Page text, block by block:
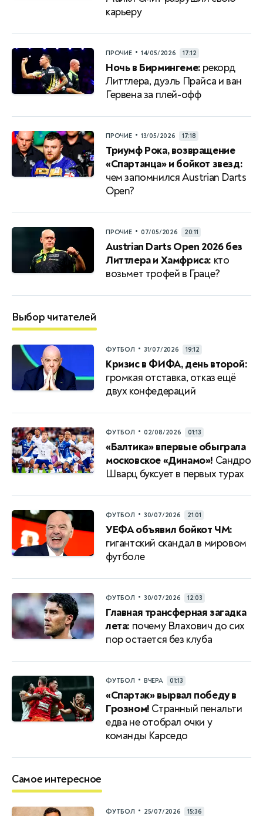
карьеру
ПРОЧИЕ • 14/05/2026 17:12
Ночь в Бирмингеме: рекорд
Литтлера, дуэль Прайса и ван
Гервена за плей-офф
ПРОЧИЕ • 13/05/2026 17:18
Триумф Рока, возвращение
«Спартанца» и бойкот звезд:
чем запомнился Austrian Darts
Open?
ПРОЧИЕ • 07/05/2026 20:11
Austrian Darts Open 2026 без
Литтлера и Хамфриса: кто
возьмет трофей в Граце?
Выбор читателей
ФУТБОЛ • 31/07/2026 19:12
Кризис в ФИФА, день второй:
громкая отставка, отказ ещё
двух конфедераций
ФУТБОЛ • 02/08/2026 01:13
«Балтика» впервые обыграла
московское «Динамо»! Сандро
Шварц буксует в первых турах
ФУТБОЛ • 30/07/2026 21:01
УЕФА объявил бойкот ЧМ:
гигантский скандал в мировом
футболе
ФУТБОЛ • 30/07/2026 12:03
Главная трансферная загадка
лета: почему Влахович до сих
пор остается без клуба
ФУТБОЛ • ВЧЕРА 01:13
«Спартак» вырвал победу в
Грозном! Странный пенальти
едва не отобрал очки у
команды Карседо
Самое интересное
ФУТБОЛ • 25/07/2026 15:36